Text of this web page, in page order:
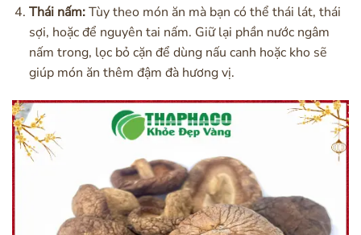
Thái nấm:Tùy theo món ăn mà bạn có thể thái lát, thái
sợi, hoặc để nguyên tai nấm. Giữ lại phần nước ngâm
nấm trong, lọc bỏ cặn để dùng nấu canh hoặc kho sẽ
giúp món ăn thêm đậm đà hương vị.